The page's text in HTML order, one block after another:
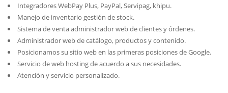
Integradores WebPay Plus, PayPal, Servipag, khipu.
Manejo de inventario gestión de stock.
Sistema de venta administrador web de clientes y órdenes.
Administrador web de catálogo, productos y contenido.
Posicionamos su sitio web en las primeras posiciones de Google.
Servicio de web hosting de acuerdo a sus necesidades.
Atención y servicio personalizado.